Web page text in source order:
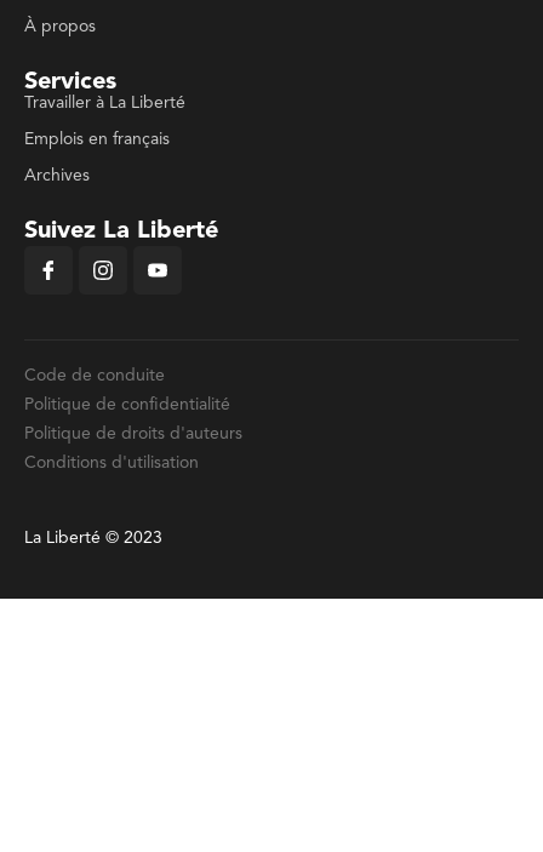
À propos
Services
Travailler à La Liberté
Emplois en français
Archives
Suivez La Liberté
Code de conduite
Politique de confidentialité
Politique de droits d'auteurs
Conditions d'utilisation
La Liberté © 2023